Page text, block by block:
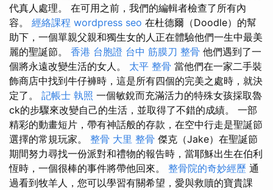
代真人處理。 在可用之前，我們的編輯者檢查了所有內
容。 經絡課程 wordpress seo 在杜德爾（Doodle）的幫
助下，一個單親父親和獨生女的人正在體驗他們一生中最美
麗的聖誕節。 香港 台胞證 台中 筋膜刀 整骨 他們遇到了一
個將永遠改變生活的女人。 太平 整骨 當他們在一家二手裝
飾商店中找到牛仔褲時，這是所有四個的完美之處時，就決
定了。 記帳士 執照 一個敏銳而充滿活力的特殊女孩採取魯
ck的步驟來改變自己的生活，並取得了不錯的成績。 一部
精彩的動畫短片，帶有神話般的存款，在空中行走是聖誕節
選擇的常規玩家。 整骨 大里 整骨 傑克（Jake）在聖誕節
期間努力尋找一份派對和禮物的報告時，當耶穌出生在伯利
恆時，一個很棒的事件將帶他回來。 整骨院的奇妙經歷 通
過看到牧羊人，您可以學習有關希望，愛與救贖的寶貴課